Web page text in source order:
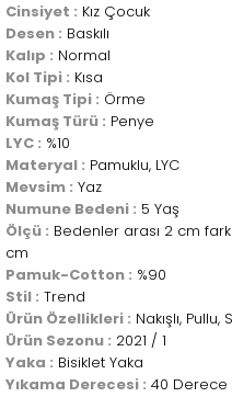
Cinsiyet : Kız Çocuk
Desen : Baskılı
Kalıp : Normal
Kol Tipi : Kısa
Kumaş Tipi : Örme
Kumaş Türü : Penye
LYC : %10
Materyal : Pamuklu, LYC
Mevsim : Yaz
Numune Bedeni : 5 Yaş
Ölçü : Bedenler arası 2 cm
cm
Pamuk-Cotton : %90
Stil : Trend
Ürün Özellikleri : Nakışlı, Pullu,
Ürün Sezonu : 2021 / 1
Yaka : Bisiklet Yaka
Yıkama Derecesi : 40 Derece